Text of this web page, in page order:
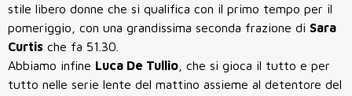
stile libero donne che si qualifica con il primo tempo per il
pomeriggio, con una grandissima seconda frazione di Sara
Curtis che fa 51.30.
Abbiamo infine Luca De Tullio , che si gioca il tutto e per
tutto nelle serie lente del mattino assieme al detentore del